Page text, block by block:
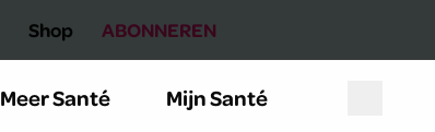
Shop ABONNEREN
Meer Santé Mijn Santé